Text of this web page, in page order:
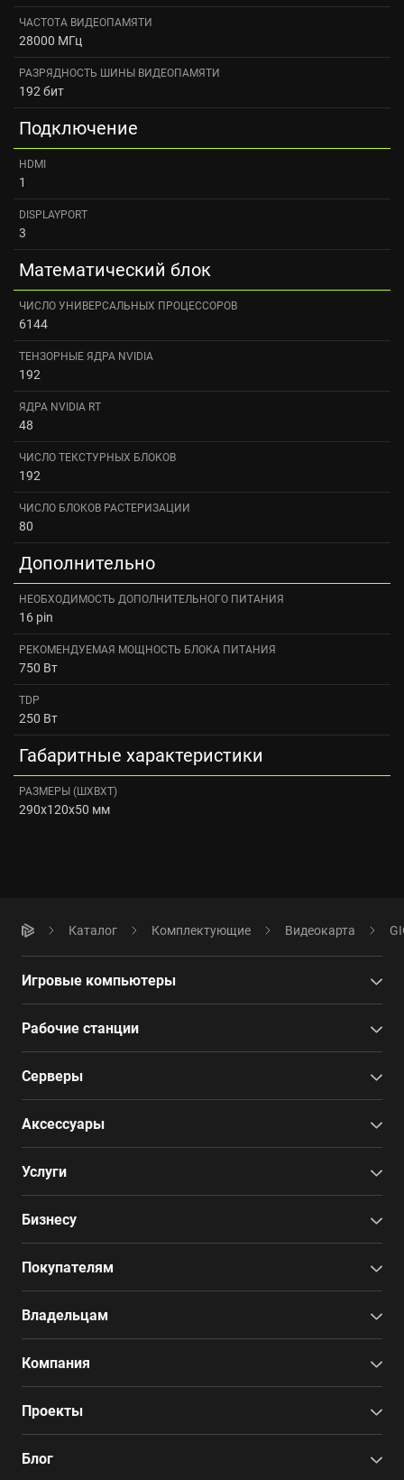
ЧАСТОТА ВИДЕОПАМЯТИ
28000 МГц
РАЗРЯДНОСТЬ ШИНЫ ВИДЕОПАМЯТИ
192 бит
Подключение
HDMI
1
DISPLAYPORT
3
Математический блок
ЧИСЛО УНИВЕРСАЛЬНЫХ ПРОЦЕССОРОВ
6144
ТЕНЗОРНЫЕ ЯДРА NVIDIA
192
ЯДРА NVIDIA RT
48
ЧИСЛО ТЕКСТУРНЫХ БЛОКОВ
192
ЧИСЛО БЛОКОВ РАСТЕРИЗАЦИИ
80
Дополнительно
НЕОБХОДИМОСТЬ ДОПОЛНИТЕЛЬНОГО ПИТАНИЯ
16 pin
РЕКОМЕНДУЕМАЯ МОЩНОСТЬ БЛОКА ПИТАНИЯ
750 Вт
TDP
250 Вт
Габаритные характеристики
РАЗМЕРЫ (ШXВXТ)
290x120x50 мм
Каталог Комплектующие Видеокарта
Игровые компьютеры
Рабочие станции
Серверы
Аксессуары
Услуги
Бизнесу
Покупателям
Владельцам
Компания
Проекты
Блог